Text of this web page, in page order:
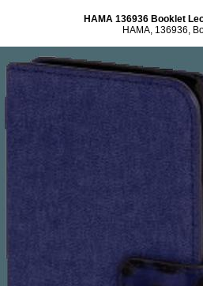
HAMA 136936 Booklet
HAMA, 136936,